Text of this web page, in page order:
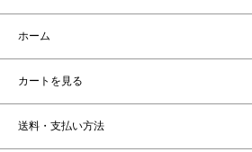
ホーム
カートを見る
送料・支払い方法